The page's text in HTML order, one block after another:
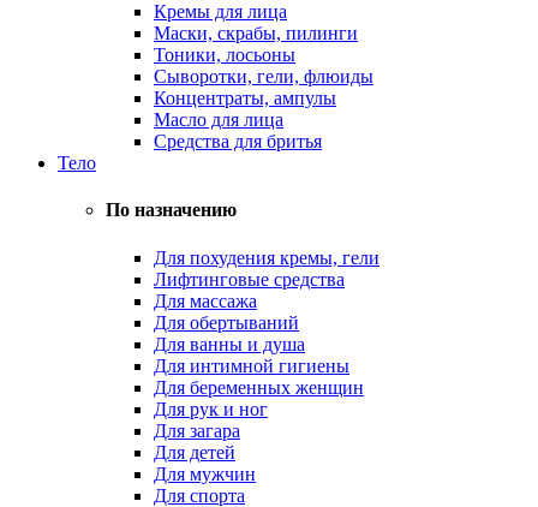
Кремы для лица
Маски, скрабы, пилинги
Тоники, лосьоны
Сыворотки, гели, флюиды
Концентраты, ампулы
Масло для лица
Средства для бритья
Тело
По назначению
Для похудения кремы, гели
Лифтинговые средства
Для массажа
Для обертываний
Для ванны и душа
Для интимной гигиены
Для беременных женщин
Для рук и ног
Для загара
Для детей
Для мужчин
Для спорта